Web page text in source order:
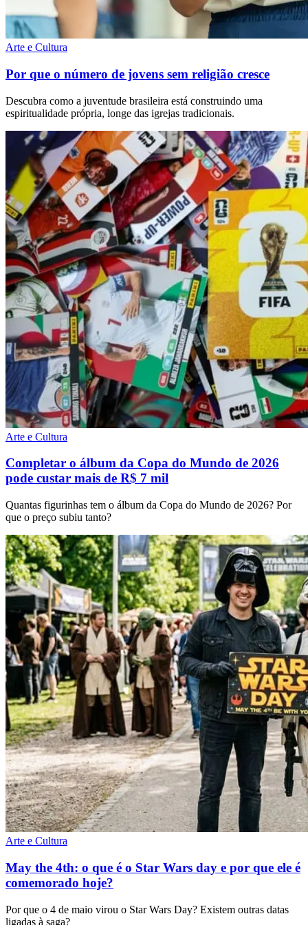
Arte e Cultura
Por que o número de jovens sem religião cresce
Descubra como a juventude brasileira está construindo uma
espiritualidade própria, longe das igrejas tradicionais.
Arte e Cultura
Completar o álbum da Copa do Mundo de 2026
pode custar mais de R$ 7 mil
Quantas figurinhas tem o álbum da Copa do Mundo de 2026? Por
que o preço subiu tanto?
Arte e Cultura
May the 4th: o que é o Star Wars day e por que ele é
comemorado hoje?
Por que o 4 de maio virou o Star Wars Day? Existem outras datas
ligadas à saga?